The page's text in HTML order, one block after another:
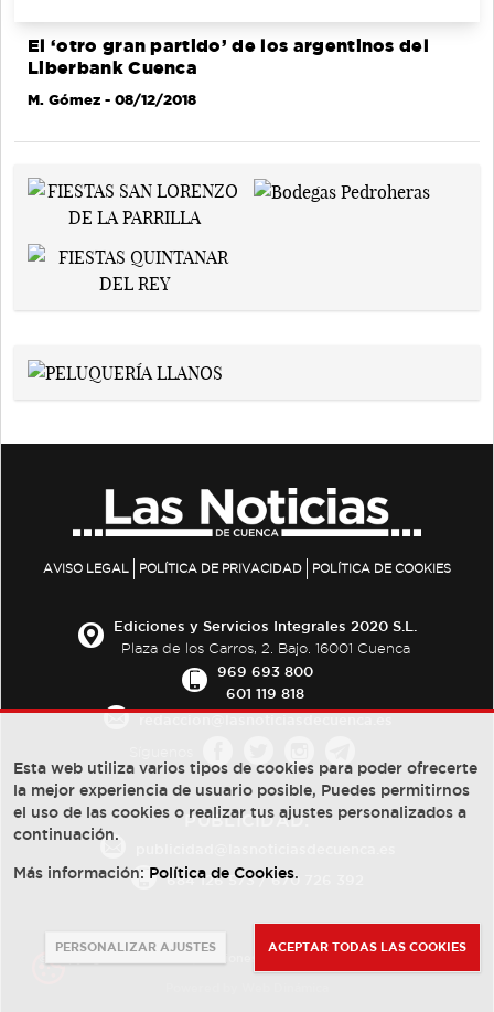
El ‘otro gran partido’ de los argentinos del
Liberbank Cuenca
M. Gómez - 08/12/2018
AVISO LEGAL POLÍTICA DE PRIVACIDAD POLÍTICA DE COOKIES
Ediciones y Servicios Integrales 2020 S.L.
Plaza de los Carros, 2. Bajo. 16001 Cuenca
969 693 800
601 119 818
PUBLICIDAD:
684 126 573/670 726 392
Esta web utiliza varios tipos de cookies para poder ofrecerte
la mejor experiencia de usuario posible, Puedes permitirnos
el uso de las cookies o realizar tus ajustes personalizados a
continuación.
Más información: Política de Cookies.
PERSONALIZAR AJUSTES ACEPTAR TODAS LAS COOKIES